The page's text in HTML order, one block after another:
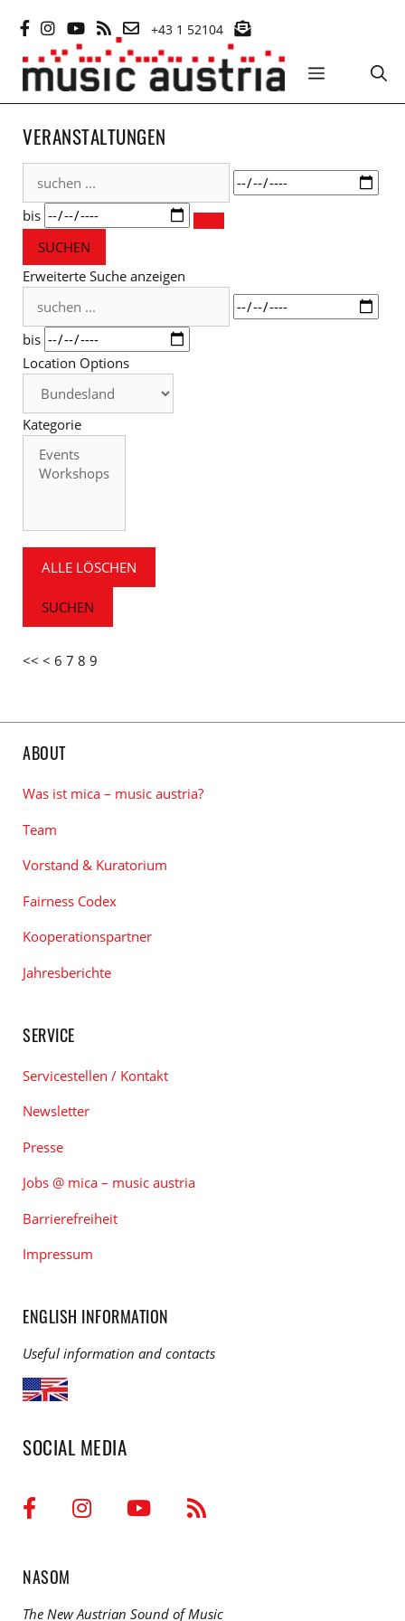
Inhalt
springen
+43 1 52104
MENÜ
VERANSTALTUNGEN
suchen
Datum
bis
SUCHEN
Erweiterte Suche anzeigen
suchen
Datum
bis
Location Options
Bundesland
Kategorie
Kategorie
ALLE LÖSCHEN
SUCHEN
<< < 6 7 8 9
ABOUT
Was ist mica – music austria?
Team
Vorstand & Kuratorium
Fairness Codex
Kooperationspartner
Jahresberichte
SERVICE
Servicestellen / Kontakt
Newsletter
Presse
Jobs @ mica – music austria
Barrierefreiheit
Impressum
ENGLISH INFORMATION
Useful information and contacts
SOCIAL MEDIA
NASOM
The New Austrian Sound of Music